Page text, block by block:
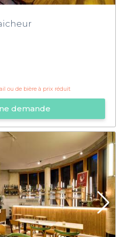
ou de bière à prix réduit
demande